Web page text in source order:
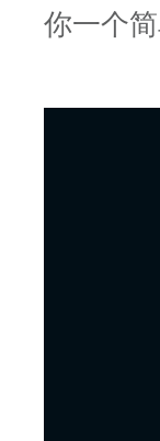
你一个简